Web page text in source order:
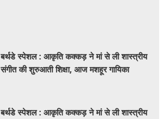
बर्थडे स्पेशल : आकृति कक्कड़ ने मां से ली शास्त्रीय
संगीत की शुरुआती शिक्षा, आज मशहूर गायिका
बर्थडे स्पेशल : आकृति कक्कड़ ने मां से ली शास्त्रीय